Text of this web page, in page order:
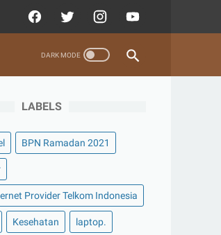
LABELS
BPN Ramadan 2021
Provider Telkom Indonesia
Kesehatan laptop.